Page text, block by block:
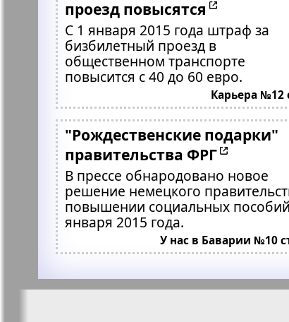
проезд повысятся
С 1 января 2015 года штраф за
бизбилетный проезд в
общественном транспорте
повысится с 40 до 60 евро.
Карьера №12
"Рождественские подарки"
правительства ФРГ
В прессе обнародовано новое
решение немецкого
повышении социальных пособий
января 2015 года.
У нас в Баварии №10